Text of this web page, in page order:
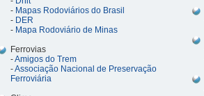
- Mapas Rodoviários do Brasil
- DER
- Mapa Rodoviário de Minas
Ferrovias
-Amigos do Trem
-Associação Nacional de Preservação
Ferroviária